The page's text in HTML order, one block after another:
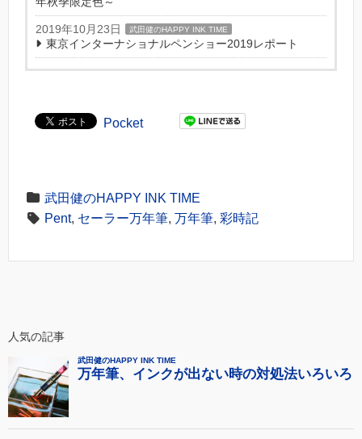
2019年10月23日 武田健のHAPPY INK TIME
東京インターナショナルペンショー2019レポート
Pocket
武田健のHAPPY INK TIME
Pent, セーラー万年筆, 万年筆, 彩時記
人気の記事